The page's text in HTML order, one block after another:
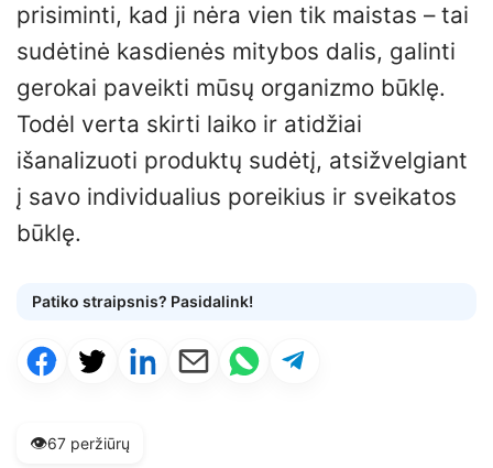
prisiminti, kad ji nėra vien tik maistas – tai
sudėtinė kasdienės mitybos dalis, galinti
gerokai paveikti mūsų organizmo būklę.
Todėl verta skirti laiko ir atidžiai
išanalizuoti produktų sudėtį, atsižvelgiant
į savo individualius poreikius ir sveikatos
būklę.
Patiko straipsnis? Pasidalink!
👁️67 peržiūrų